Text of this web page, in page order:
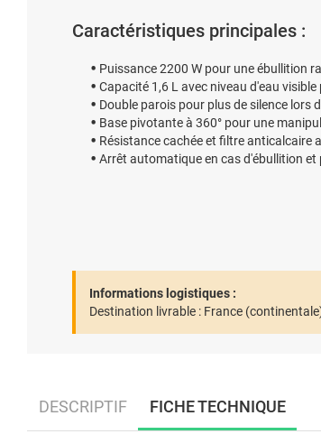
Caractéristiques principales :
Puissance 2200 W pour une ébullition
Capacité 1,6 L avec niveau d'eau
Double parois pour plus de silence lors
Base pivotante à 360° pour une
Résistance cachée et filtre anticalcaire
Arrêt automatique en cas d'ébullition
Informations logistiques :
Destination livrable : France
DESCRIPTIF FICHE TECHNIQUE